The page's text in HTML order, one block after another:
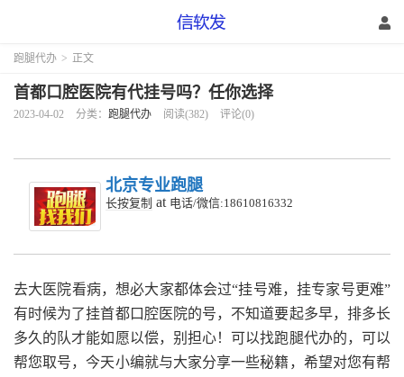
跑腿代办 > 正文
首都口腔医院有代挂号吗？任你选择
2023-04-02 分类： 跑腿代办 阅读(382) 评论(0)
北京专业跑腿
长按复制 at 电话/微信:18610816332
去大医院看病，想必大家都体会过“挂号难，挂专家号更难”
有时候为了挂首都口腔医院的号，不知道要起多早，排多长
多久的队才能如愿以偿，别担心！可以找跑腿代办的，可以
帮您取号，今天小编就与大家分享一些秘籍，希望对您有帮